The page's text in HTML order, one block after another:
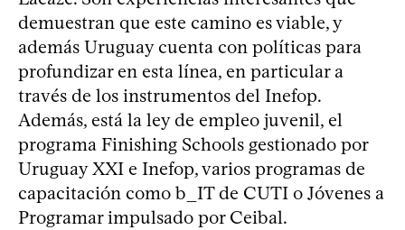
demuestran que este camino es viable, y
además Uruguay cuenta con políticas para
profundizar en esta línea, en particular a
través de los instrumentos del Inefop.
Además, está la ley de empleo juvenil, el
programa Finishing Schools gestionado por
Uruguay XXI e Inefop, varios programas de
capacitación como b_IT de CUTI o Jóvenes a
Programar impulsado por Ceibal.